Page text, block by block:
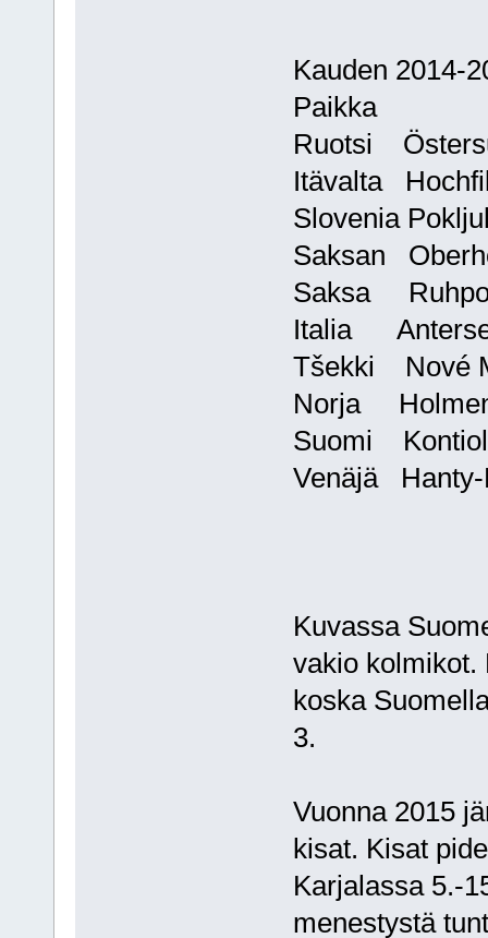
Kauden 2014-
Ruotsi
Itävalta
Slovenia
Saksan
Saksa
Italia
Tšekki
Norja
Suomi
Venäjä Hanty-
Kuvassa
vakio kolmikot.
koska
3.
Vuonna 2015
kisat. Kisat
Karjalassa 5.-
menestystä